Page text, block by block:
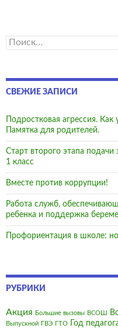
Найти:
СВЕЖИЕ ЗАПИСИ
Подростковая агрессия.
Памятка для родителей.
Старт второго этапа подачи
1 класс
Вместе против коррупции!
Работа служб,
ребенка и поддержка
Профориентация в школе:
РУБРИКИ
Акция Большие вызовы ВСОШ
Выпускной ГВЭ ГТО Год